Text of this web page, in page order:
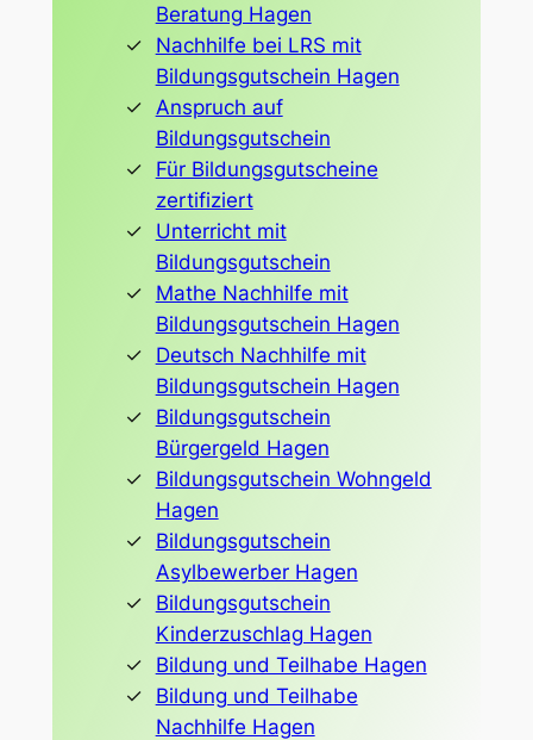
Beratung Hagen
Nachhilfe bei LRS mit
Bildungsgutschein Hagen
Anspruch auf
Bildungsgutschein
Für Bildungsgutscheine
zertifiziert
Unterricht mit
Bildungsgutschein
Mathe Nachhilfe mit
Bildungsgutschein Hagen
Deutsch Nachhilfe mit
Bildungsgutschein Hagen
Bildungsgutschein
Bürgergeld Hagen
Bildungsgutschein Wohngeld
Hagen
Bildungsgutschein
Asylbewerber Hagen
Bildungsgutschein
Kinderzuschlag Hagen
Bildung und Teilhabe Hagen
Bildung und Teilhabe
Nachhilfe Hagen